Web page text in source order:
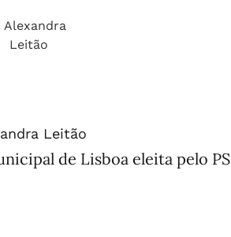
Leitão
de Lisboa eleita pelo PS